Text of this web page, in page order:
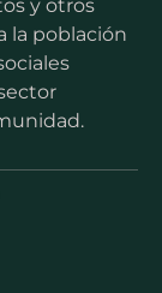
y otros
la población